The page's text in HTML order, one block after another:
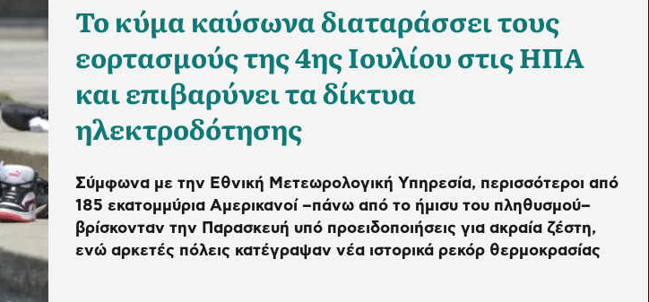
Το κύμα καύσωνα διαταράσσει τους
εορτασμούς της 4ης Ιουλίου στις ΗΠΑ
και επιβαρύνει τα δίκτυα
ηλεκτροδότησης
Σύμφωνα με την Εθνική Μετεωρολογική Υπηρεσία, περισσότεροι από
185 εκατομμύρια Αμερικανοί –πάνω από το ήμισυ του πληθυσμού–
βρίσκονταν την Παρασκευή υπό προειδοποιήσεις για ακραία ζέστη,
ενώ αρκετές πόλεις κατέγραψαν νέα ιστορικά ρεκόρ θερμοκρασίας